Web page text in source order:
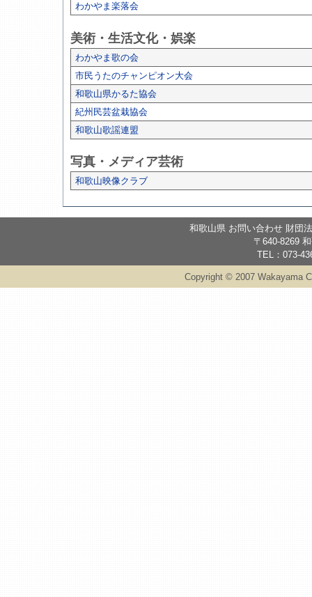
わかやま楽落会
美術・生活文化・娯楽
わかやま歌の会
市民うたのチャンピオン大会
和歌山県かるた協会
紀州民芸盆栽協会
和歌山歌謡連盟
写真・メディア芸術
和歌山映像クラブ
和歌山県 お問い合わせ 財団
〒640-8269
TEL：073-
Copyright © 2007 Wakayama